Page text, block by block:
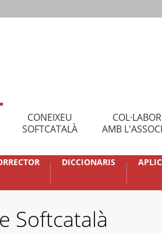
CONEIXEU
SOFTCATALÀ
AMB
DICCIONARIS
Softcatalà